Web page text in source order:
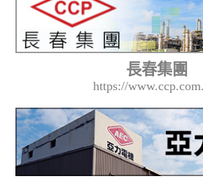
長春集團
https://